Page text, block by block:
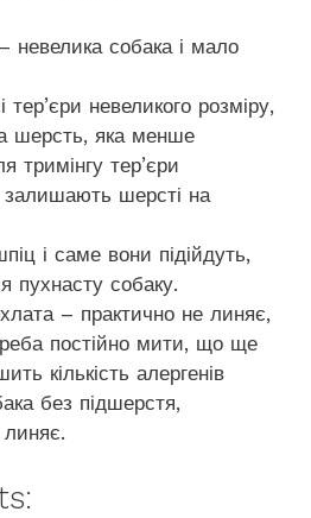
невелика собака і мало
тер’єри невеликого розміру,
шерсть, яка менше
тримінгу тер’єри
залишають шерсті на
і саме вони підійдуть,
пухнасту собаку.
– практично не линяє,
постійно мити, що ще
кількість алергенів
без підшерстя,
линяє.